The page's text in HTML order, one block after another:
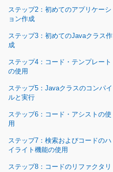
ステップ2：初めてのアプリケーシ
ョン作成
ステップ3：初めてのJavaクラス作
成
ステップ4：コード・テンプレート
の使用
ステップ5：Javaクラスのコンパイ
ルと実行
ステップ6：コード・アシストの使
用
ステップ7：検索およびコードのハ
イライト機能の使用
ステップ8：コードのリファクタリ